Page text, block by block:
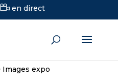
en direct
Images expo